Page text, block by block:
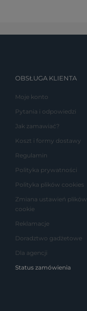
OBSŁUGA KLIENTA
Moje konto
Pytania i odpowiedzi
Jak zamawiać?
Koszt i formy dostawy
Regulamin
Polityka prywatności
Polityka plików cookies
Zmiana ustawień plików
cookie
Reklamacje
Doradztwo gadżetowe
Dla agencji
Status zamówienia